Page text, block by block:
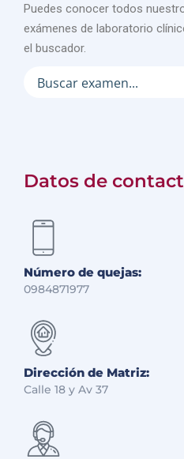
Puedes conocer todos
exámenes de laboratorio
el buscador.
Datos de
Número de quejas:
0984871977
Dirección de Matriz:
Calle 18 y Av 37